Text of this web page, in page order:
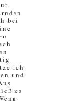
bei
ich
und
es